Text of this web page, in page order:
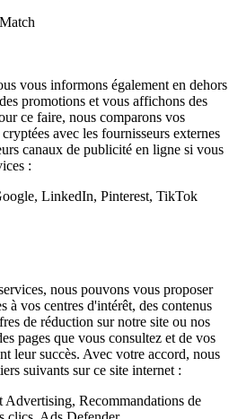
vous informons également en dehors
promotions et vous affichons des
ce faire, nous comparons vos
avec les fournisseurs externes
canaux de publicité en ligne si vous
:
LinkedIn, Pinterest, TikTok
nous pouvons vous proposer
à vos centres d'intérêt, des contenus
de réduction sur notre site ou nos
pages que vous consultez et de vos
leur succès. Avec votre accord, nous
suivants sur ce site internet :
Recommandations de